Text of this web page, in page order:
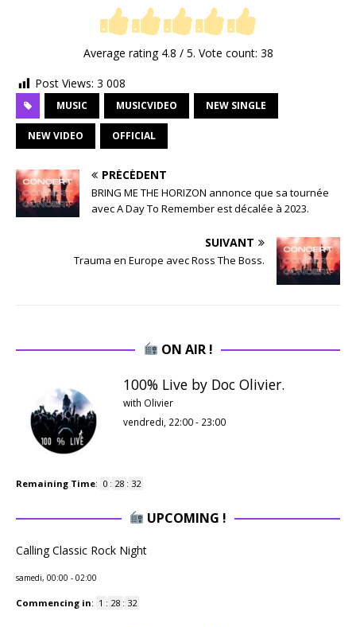
Average rating 4.8 / 5. Vote count: 38
Post Views: 3 008
MUSIC MUSICVIDEO NEW SINGLE
NEW VIDEO OFFICIAL
PRÉCÉDENT
BRING ME THE HORIZON annonce que sa tournée
avec A Day To Remember est décalée à 2023.
SUIVANT
Trauma en Europe avec Ross The Boss.
ON AIR !
100% Live by Doc Olivier.
with Olivier
vendredi, 22:00- 23:00
Remaining Time: 0 : 28 : 31
UPCOMING !
Calling Classic Rock Night
samedi, 00:00 - 02:00
Commencing in: 1 : 28 : 31